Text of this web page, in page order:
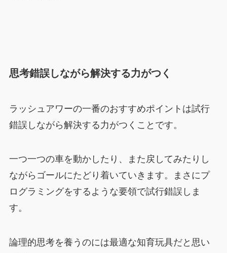
思考錯誤しながら解決する力がつく
ラッシュアワーの一番のおすすめポイントは試行
錯誤しながら解決する力がつくことです。
一つ一つの車を動かしたり、また戻してみたりし
ながらゴールにたどり着いていきます。まさにプ
ログラミングをするような要領で試行錯誤しま
す。
論理的思考を養うのには最適な知育玩具だと思い